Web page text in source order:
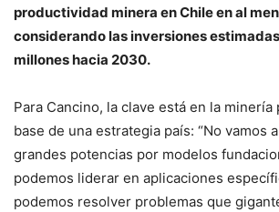
productividad minera en Chile en al
considerando las inversiones
millones hacia 2030.
Para Cancino, la clave está en la
base de una estrategia país: “No vamos
grandes potencias por modelos
podemos liderar en aplicaciones
podemos resolver problemas que